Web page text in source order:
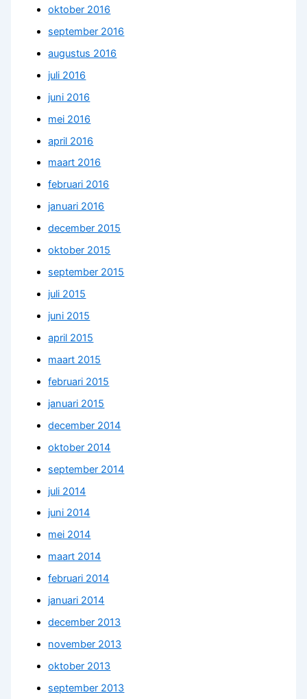
oktober 2016
september 2016
augustus 2016
juli 2016
juni 2016
mei 2016
april 2016
maart 2016
februari 2016
januari 2016
december 2015
oktober 2015
september 2015
juli 2015
juni 2015
april 2015
maart 2015
februari 2015
januari 2015
december 2014
oktober 2014
september 2014
juli 2014
juni 2014
mei 2014
maart 2014
februari 2014
januari 2014
december 2013
november 2013
oktober 2013
september 2013